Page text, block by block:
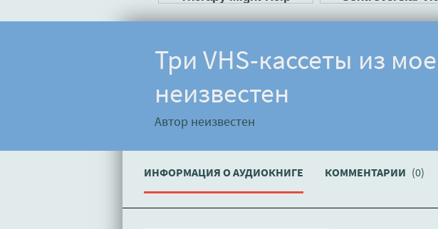
Три VHS-кассеты из
неизвестен
Автор неизвестен
ИНФОРМАЦИЯ О АУДИОКНИГЕ КОММЕНТАРИИ (0)